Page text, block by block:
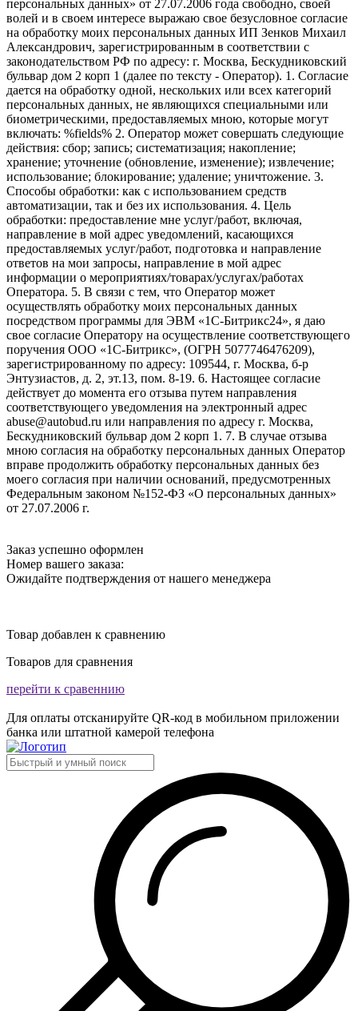
персональных данных» от 27.07.2006 года свободно, своей
волей и в своем интересе выражаю свое безусловное согласие
на обработку моих персональных данных ИП Зенков Михаил
Александрович, зарегистрированным в соответствии с
законодательством РФ по адресу: г. Москва, Бескудниковский
бульвар дом 2 корп 1 (далее по тексту - Оператор). 1. Согласие
дается на обработку одной, нескольких или всех категорий
персональных данных, не являющихся специальными или
биометрическими, предоставляемых мною, которые могут
включать: %fields% 2. Оператор может совершать следующие
действия: сбор; запись; систематизация; накопление;
хранение; уточнение (обновление, изменение); извлечение;
использование; блокирование; удаление; уничтожение. 3.
Способы обработки: как с использованием средств
автоматизации, так и без их использования. 4. Цель
обработки: предоставление мне услуг/работ, включая,
направление в мой адрес уведомлений, касающихся
предоставляемых услуг/работ, подготовка и направление
ответов на мои запросы, направление в мой адрес
информации о мероприятиях/товарах/услугах/работах
Оператора. 5. В связи с тем, что Оператор может
осуществлять обработку моих персональных данных
посредством программы для ЭВМ «1С-Битрикс24», я даю
свое согласие Оператору на осуществление соответствующего
поручения ООО «1С-Битрикс», (ОГРН 5077746476209),
зарегистрированному по адресу: 109544, г. Москва, б-р
Энтузиастов, д. 2, эт.13, пом. 8-19. 6. Настоящее согласие
действует до момента его отзыва путем направления
соответствующего уведомления на электронный адрес
abuse@autobud.ru или направления по адресу г. Москва,
Бескудниковский бульвар дом 2 корп 1. 7. В случае отзыва
мною согласия на обработку персональных данных Оператор
вправе продолжить обработку персональных данных без
моего согласия при наличии оснований, предусмотренных
Федеральным законом №152-ФЗ «О персональных данных»
от 27.07.2006 г.
Заказ успешно оформлен
Номер вашего заказа:
Ожидайте подтверждения от нашего менеджера
Товар добавлен к сравнению
Товаров для сравнения
перейти к сравеннию
Для оплаты отсканируйте QR-код в мобильном приложении
банка или штатной камерой телефона